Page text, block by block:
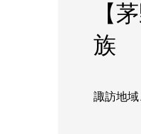
【
族
諏訪地域